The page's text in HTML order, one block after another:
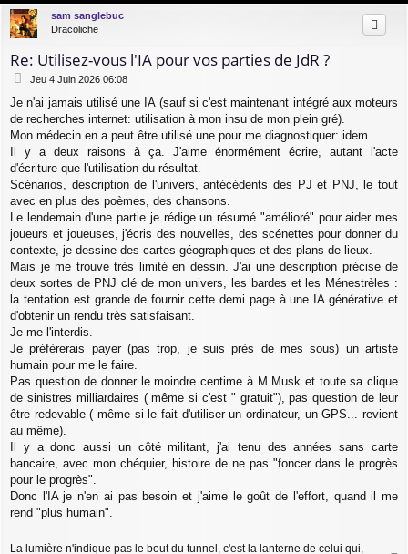
u
sam sanglebuc
Dracoliche
Re: Utilisez-vous l'IA pour vos parties de JdR ?
M
s
s
a
e
Jeu 4 Juin 2026 06:08
Je n'ai jamais utilisé une IA (sauf si c'est maintenant intégré aux moteurs
de recherches internet: utilisation à mon insu de mon plein gré).
Mon médecin en a peut être utilisé une pour me diagnostiquer: idem.
Il y a deux raisons à ça. J'aime énormément écrire, autant l'acte
d'écriture que l'utilisation du résultat.
Scénarios, description de l'univers, antécédents des PJ et PNJ, le tout
avec en plus des poèmes, des chansons.
Le lendemain d'une partie je rédige un résumé "amélioré" pour aider mes
joueurs et joueuses, j'écris des nouvelles, des scénettes pour donner du
contexte, je dessine des cartes géographiques et des plans de lieux.
Mais je me trouve très limité en dessin. J'ai une description précise de
deux sortes de PNJ clé de mon univers, les bardes et les Ménestrèles :
la tentation est grande de fournir cette demi page à une IA générative et
d'obtenir un rendu très satisfaisant.
Je me l'interdis.
Je préfèrerais payer (pas trop, je suis près de mes sous) un artiste
humain pour me le faire.
Pas question de donner le moindre centime à M Musk et toute sa clique
de sinistres milliardaires ( même si c'est " gratuit"), pas question de leur
être redevable ( même si le fait d'utiliser un ordinateur, un GPS... revient
au même).
Il y a donc aussi un côté militant, j'ai tenu des années sans carte
bancaire, avec mon chéquier, histoire de ne pas "foncer dans le progrès
pour le progrès".
Donc l'IA je n'en ai pas besoin et j'aime le goût de l'effort, quand il me
rend "plus humain".
La lumière n'indique pas le bout du tunnel, c'est la lanterne de celui qui,